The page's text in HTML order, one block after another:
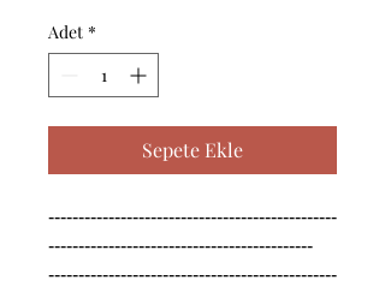
Adet *
Sepete Ekle
------------------------------------------------
--------------------------------------------
------------------------------------------------